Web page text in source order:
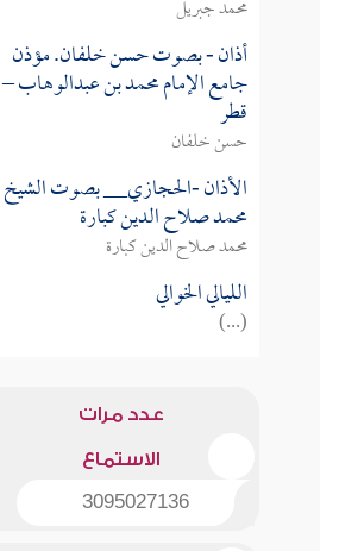
محمد جبريل
أذان - بصوت حسن خلفان. مؤذن
جامع الإمام محمد بن عبدالوهاب –
قطر
حسن خلفان
الأذان -الحجازي__ بصوت الشيخ
محمد صلاح الدين كبارة
محمد صلاح الدين كبارة
الليالي الخوالي
(...)
عدد مرات
الاستماع
3095027136